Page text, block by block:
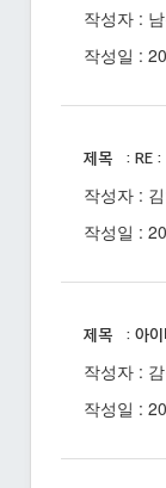
작성자 :
작성일 :
제목 : RE :
작성자 :
작성일 :
제목 : 아이
작성자 :
작성일 :